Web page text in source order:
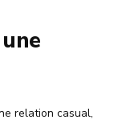
relation casual,